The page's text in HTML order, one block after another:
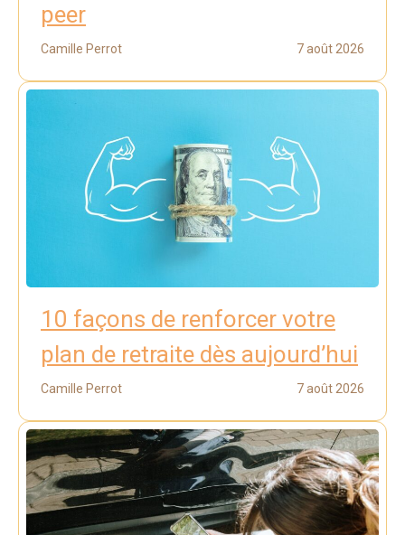
peer
Camille Perrot 7 août 2026
10 façons de renforcer votre
plan de retraite dès aujourd’hui
Camille Perrot 7 août 2026